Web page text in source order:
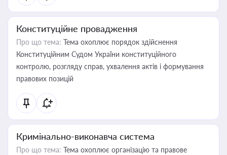
Конституційне провадження
Про що тема: Тема охоплює порядок здійснення
Конституційним Судом України конституційного
контролю, розгляду справ, ухвалення актів і формування
правових позицій
Кримінально-виконавча система
Про що тема: Тема охоплює організацію та правове